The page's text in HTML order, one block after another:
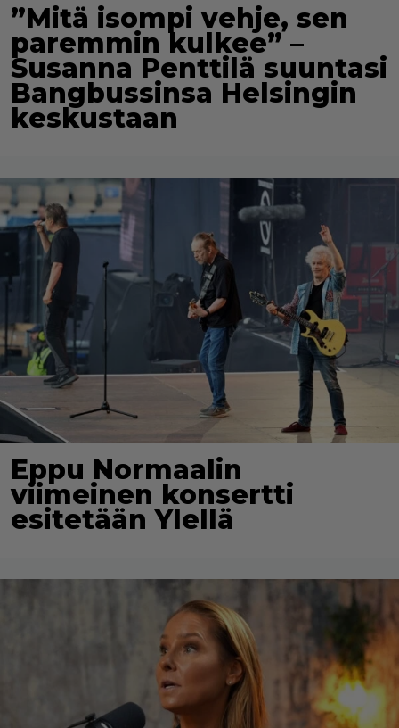
”Mitä isompi vehje, sen
paremmin kulkee” –
Susanna Penttilä suuntasi
Bangbussinsa Helsingin
keskustaan
Eppu Normaalin
viimeinen konsertti
esitetään Ylellä